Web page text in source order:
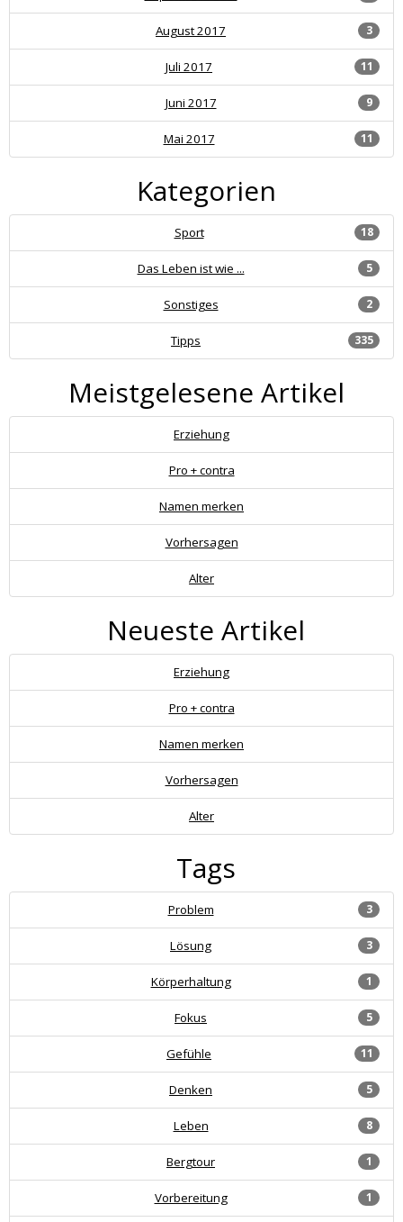
3
August 2017
11
Juli 2017
9
Juni 2017
11
Mai 2017
Kategorien
18
Sport
5
Das Leben ist wie ...
2
Sonstiges
335
Tipps
Meistgelesene Artikel
Erziehung
Pro + contra
Namen merken
Vorhersagen
Alter
Neueste Artikel
Erziehung
Pro + contra
Namen merken
Vorhersagen
Alter
Tags
3
Problem
3
Lösung
1
Körperhaltung
5
Fokus
11
Gefühle
5
Denken
8
Leben
1
Bergtour
1
Vorbereitung